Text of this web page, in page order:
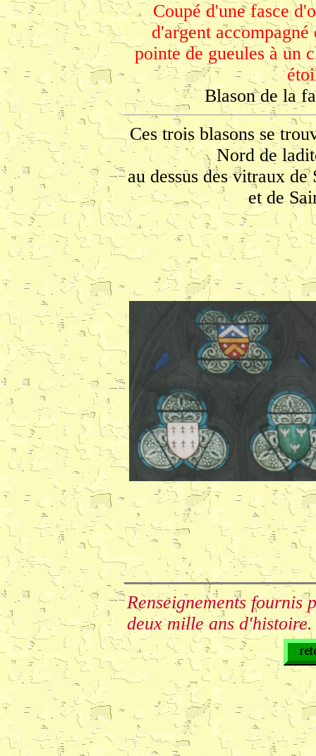
Coupé d'une fasce
d'argent
pointe de gueules à un
Blason de la
Ces trois blasons se
Nord de
au dessus des vitraux
et de
Renseignements fournis
deux mille ans d'histoire.